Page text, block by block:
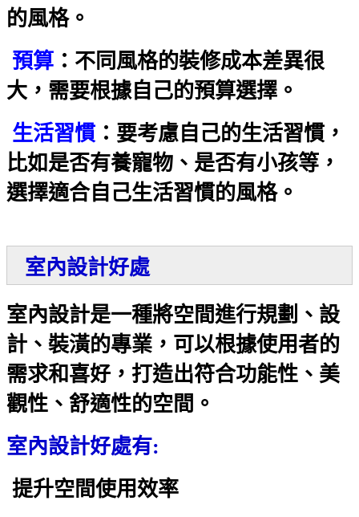
的風格。
預算 ：不同風格的裝修成本差異很
大，需要根據自己的預算選擇。
生活習慣 ：要考慮自己的生活習慣，
比如是否有養寵物、是否有小孩等，
選擇適合自己生活習慣的風格。
室內設計好處
室內設計是一種將空間進行規劃、設
計、裝潢的專業， 可以根據使用者的
需求和喜好，打造出符合功能性、美
觀性、舒適性的空間。
室內設計好處有:
提升空間使用效率